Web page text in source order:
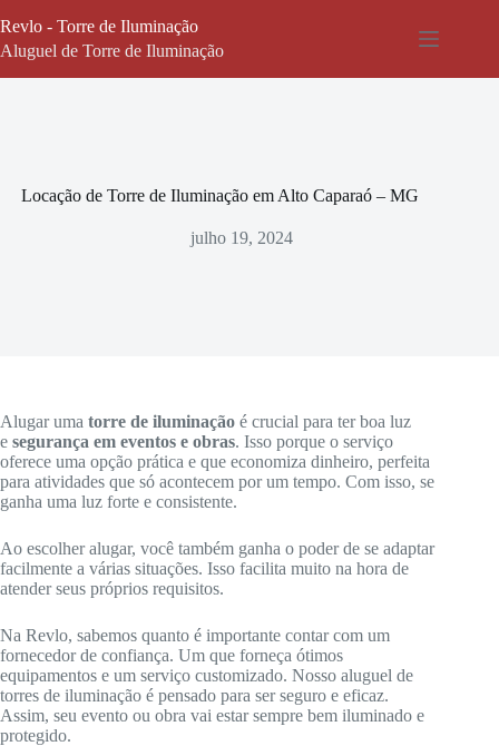
para
o
Revlo - Torre de Iluminação
Aluguel de Torre de Iluminação
Locação de Torre de Iluminação em Alto Caparaó – MG
julho 19, 2024
Alugar uma torre de iluminação é crucial para ter boa luz
e segurança em eventos e obras. Isso porque o serviço
oferece uma opção prática e que economiza dinheiro, perfeita
para atividades que só acontecem por um tempo. Com isso, se
ganha uma luz forte e consistente.
Ao escolher alugar, você também ganha o poder de se adaptar
facilmente a várias situações. Isso facilita muito na hora de
atender seus próprios requisitos.
Na Revlo, sabemos quanto é importante contar com um
fornecedor de confiança. Um que forneça ótimos
equipamentos e um serviço customizado. Nosso aluguel de
torres de iluminação é pensado para ser seguro e eficaz.
Assim, seu evento ou obra vai estar sempre bem iluminado e
protegido.